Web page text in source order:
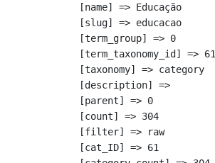
            [name] => Educação
            [slug] => educacao
            [term_group] => 0
            [term_taxonomy_id] => 61
            [taxonomy] => category
            [description] =>
            [parent] => 0
            [count] => 304
            [filter] => raw
            [cat_ID] => 61